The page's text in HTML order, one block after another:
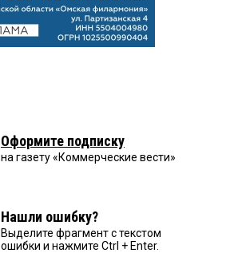
Оформите подписку
на газету «Коммерческие вести»
Нашли ошибку?
Выделите фрагмент с текстом
ошибки и нажмите Ctrl + Enter.